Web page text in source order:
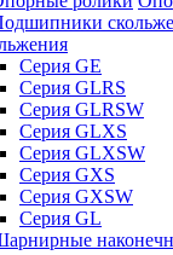
Серия GE
Серия GLRS
Серия GLRSW
Серия GLXS
Серия GLXSW
Серия GXS
Серия GXSW
Серия GL